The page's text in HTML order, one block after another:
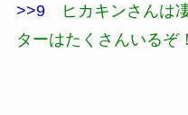
>>9ヒカキンさんは凄
ターはたくさんいるぞ